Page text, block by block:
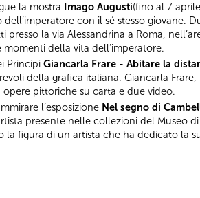
la mostra Imago Augusti(fino al 7
con il sé stesso giovane.
la via Alessandrina a Roma,
della vita dell’imperatore.
Principi Giancarla Frare - Abitare la
della grafica italiana. Giancarla
pittoriche su carta e due video.
l’esposizione Nel segno di
presente nelle collezioni del Museo
figura di un artista che ha dedicato la